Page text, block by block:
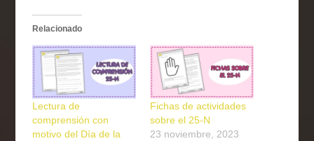
Relacionado
Lectura de
comprensión con
motivo del Día de la
Fichas de actividades
sobre el 25-N
23 noviembre, 2023